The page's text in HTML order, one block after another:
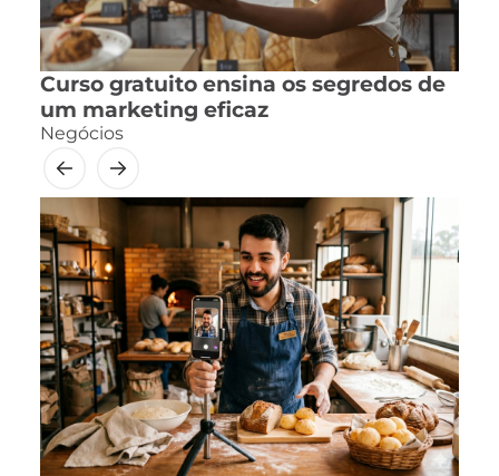
Curso gratuito ensina os segredos de
um marketing eficaz
Negócios